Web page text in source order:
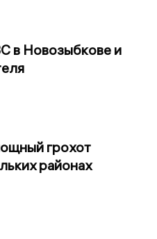
в Новозыбкове и
грохот
районах